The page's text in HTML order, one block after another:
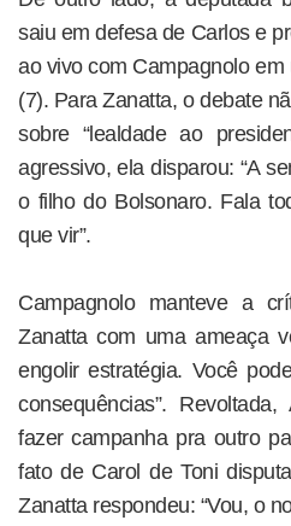
saiu em defesa de Carlos e
ao vivo com Campagnolo
(7). Para Zanatta, o debate
sobre “lealdade ao
agressivo, ela disparou: “A
o filho do Bolsonaro. Fala
que vir”.
Campagnolo manteve a
Zanatta com uma ameaça
engolir estratégia. Você
consequências”.
fazer campanha pra outro
fato de Carol de Toni
Zanatta respondeu: “Vou, o